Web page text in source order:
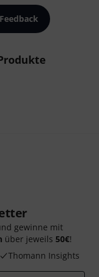
gewinne mit
über jeweils 50€!
Thomann Insights